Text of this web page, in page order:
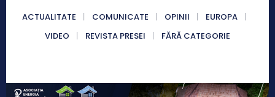
ACTUALITATE COMUNICATE OPINII
EUROPA
VIDEO
REVISTA PRESEI FĂRĂ CATEGORIE